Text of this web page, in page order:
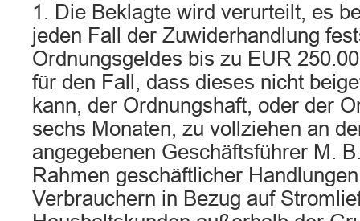
1. Die Beklagte wird verurteilt, es
jeden Fall der Zuwiderhandlung
Ordnungsgeldes bis zu EUR
für den Fall, dass dieses nicht
kann, der Ordnungshaft, oder der
sechs Monaten, zu vollziehen an
angegebenen Geschäftsführer M.
Rahmen geschäftlicher
Verbrauchern in Bezug auf